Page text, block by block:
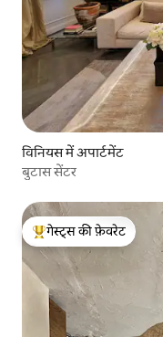
विनियस में अपार्टमेंट
बुटास सेंटर
गेस्ट्स का टॉप फ़ेवरेट
गेस्ट्स की फ़ेवरेट